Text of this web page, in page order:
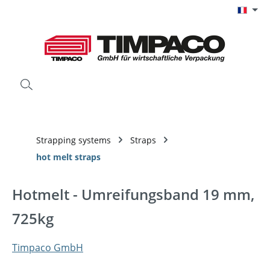
Strapping systems
Straps
hot melt straps
Hotmelt - Umreifungsband 19 mm,
725kg
Timpaco GmbH